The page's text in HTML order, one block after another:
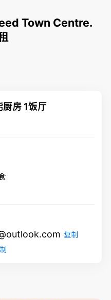
Town Centre.
房 1饭厅
复制